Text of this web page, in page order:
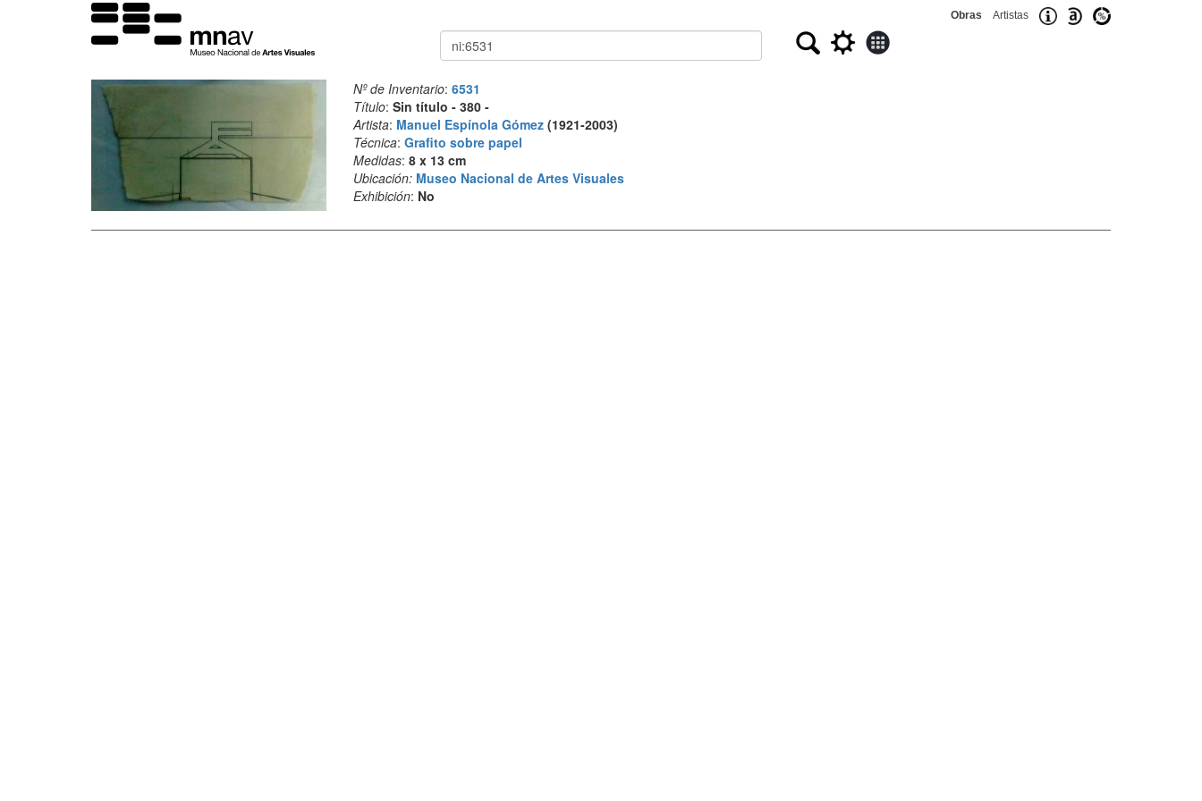
Obras Artistas
Buscar
Nº de Inventario: 6531
Título: Sin título - 380 -
Artista: Manuel Espínola Gómez(1921-2003)
Técnica: Grafito sobre papel
Medidas: 8 x 13 cm
Ubicación: Museo Nacional de Artes Visuales
Exhibición: No